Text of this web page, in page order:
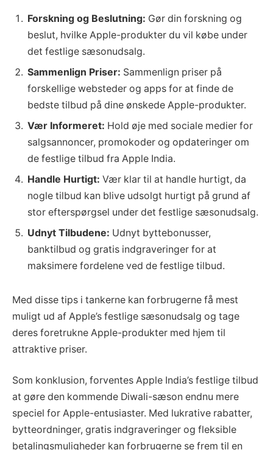
Forskning og Beslutning: Gør din forskning og
beslut, hvilke Apple-produkter du vil købe under
det festlige sæsonudsalg.
Sammenlign Priser: Sammenlign priser på
forskellige websteder og apps for at finde de
bedste tilbud på dine ønskede Apple-produkter.
Vær Informeret: Hold øje med sociale medier for
salgsannoncer, promokoder og opdateringer om
de festlige tilbud fra Apple India.
Handle Hurtigt: Vær klar til at handle hurtigt, da
nogle tilbud kan blive udsolgt hurtigt på grund af
stor efterspørgsel under det festlige sæsonudsalg.
Udnyt Tilbudene: Udnyt byttebonusser,
banktilbud og gratis indgraveringer for at
maksimere fordelene ved de festlige tilbud.
Med disse tips i tankerne kan forbrugerne få mest
muligt ud af Apple’s festlige sæsonudsalg og tage
deres foretrukne Apple-produkter med hjem til
attraktive priser.
Som konklusion, forventes Apple India’s festlige tilbud
at gøre den kommende Diwali-sæson endnu mere
speciel for Apple-entusiaster. Med lukrative rabatter,
bytteordninger, gratis indgraveringer og fleksible
betalingsmuligheder kan forbrugerne se frem til en